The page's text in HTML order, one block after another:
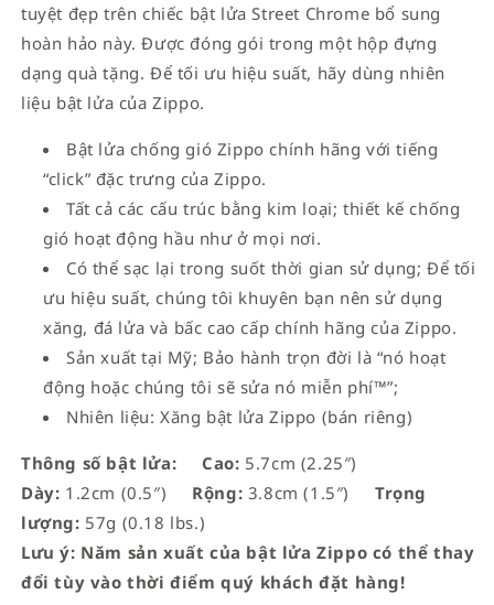
tuyệt đẹp trên chiếc bật lửa Street Chrome bổ sung
hoàn hảo này. Được đóng gói trong một hộp đựng
dạng quà tặng. Để tối ưu hiệu suất, hãy dùng nhiên
liệu bật lửa của Zippo.
Bật lửa chống gió Zippo chính hãng với tiếng
“click” đặc trưng của Zippo.
Tất cả các cấu trúc bằng kim loại; thiết kế chống
gió hoạt động hầu như ở mọi nơi.
Có thể sạc lại trong suốt thời gian sử dụng; Để tối
ưu hiệu suất, chúng tôi khuyên bạn nên sử dụng
xăng, đá lửa và bấc cao cấp chính hãng của Zippo.
Sản xuất tại Mỹ; Bảo hành trọn đời là “nó hoạt
động hoặc chúng tôi sẽ sửa nó miễn phí™”;
Nhiên liệu: Xăng bật lửa Zippo (bán riêng)
Thông số bật lửa: Cao: 5.7cm (2.25″)
Dày: 1.2cm (0.5″) Rộng: 3.8cm (1.5″)
Trọng
lượng: 57g (0.18 lbs.)
Lưu ý: Năm sản xuất của bật lửa Zippo có thể thay
đổi tùy vào thời điểm quý khách đặt hàng!